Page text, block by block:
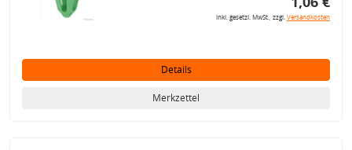
inkl. gesetzl. MwSt., zzgl.Versandkosten
Details
Merkzettel